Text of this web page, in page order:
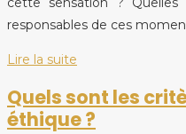
responsables de ces
Lire la suite
Quels sont les
éthique ?